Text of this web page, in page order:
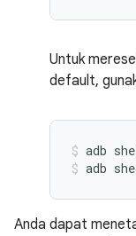
Untuk
default,
adb
adb
Anda dapat